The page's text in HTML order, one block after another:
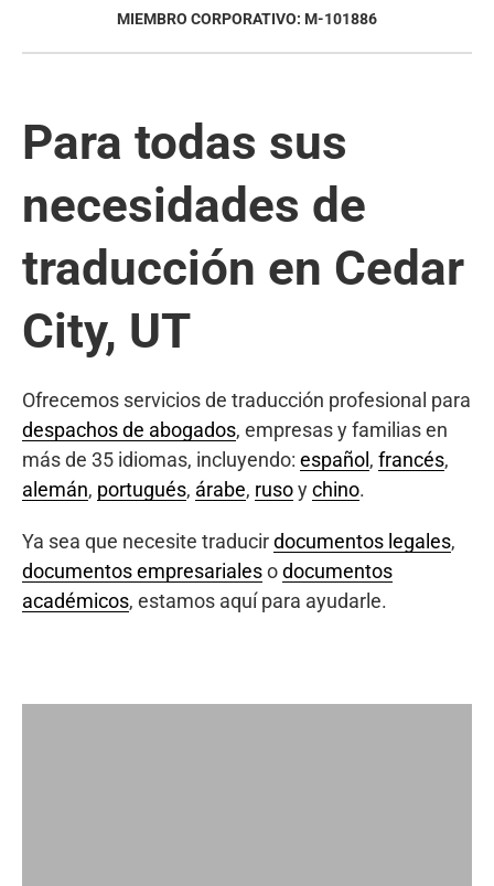
MIEMBRO CORPORATIVO: M-101886
Para todas sus
necesidades de
traducción en Cedar
City, UT
Ofrecemos servicios de traducción profesional para
despachos de abogados, empresas y familias en
más de 35 idiomas, incluyendo: español , francés,
alemán, portugués, árabe, rusoychino.
Ya sea que necesite traducirdocumentos legales,
documentos empresarialesodocumentos
académicos, estamos aquí para ayudarle.